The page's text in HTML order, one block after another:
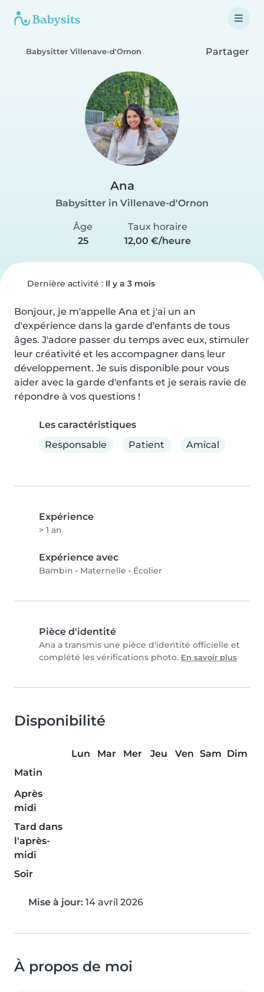
Babysitter Villenave-d'Ornon Partager
Ana
Babysitter in Villenave-d'Ornon
Âge
25
Taux horaire
12,00 €/heure
Dernière activité : Il y a 3 mois
Bonjour, je m'appelle Ana et j'ai un an
d'expérience dans la garde d'enfants de tous
âges. J'adore passer du temps avec eux, stimuler
leur créativité et les accompagner dans leur
développement. Je suis disponible pour vous
aider avec la garde d'enfants et je serais ravie de
répondre à vos questions !
Les caractéristiques
Responsable
Patient Amical
Expérience
> 1 an
Expérience avec
Bambin • Maternelle • Écolier
Pièce d'identité
Ana a transmis une pièce d'identité officielle et
complété les vérifications photo. En savoir plus
Disponibilité
Lun Mar Mer Jeu Ven Sam Dim
Matin
Après
midi
Tard dans
l'après-
midi
Soir
Mise à jour: 14 avril 2026
À propos de moi